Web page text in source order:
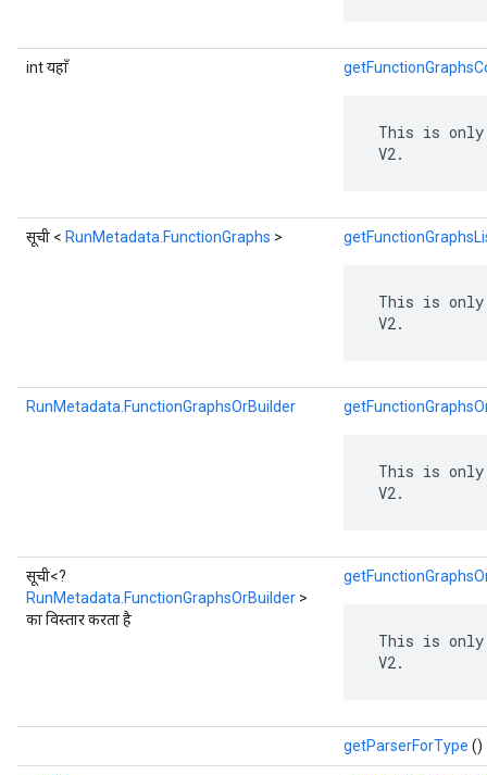
int यहाँ
This is only
V2.
सूची < RunMetadata.FunctionGraphs >
This is only
V2.
RunMetadata.FunctionGraphsOrBuilder
This is only
V2.
सूची<?
RunMetadata.FunctionGraphsOrBuilder >
का विस्तार करता है
This is only
V2.
getParserForType ()